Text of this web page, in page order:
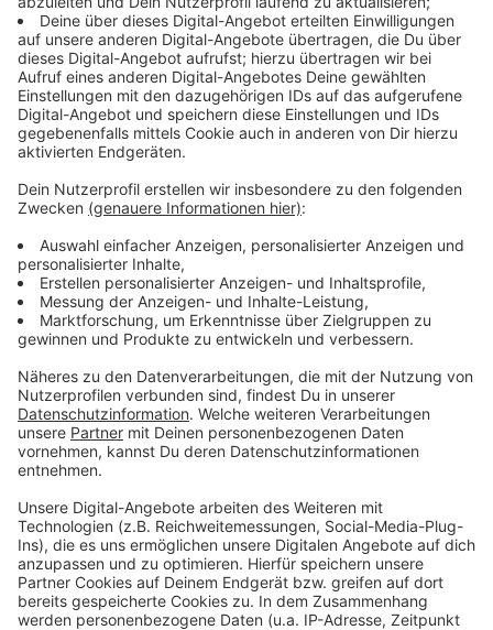
so die LEVI. Damit das Sportgeschäft Decathlon einen
separaten Eingang bekommt, wird beispielsweise bald
der Bau einer neuen Außentreppe und eines Aufzuges
starten. Wann genau, steht aber noch nicht fest.
Anzeige
Weitere Meldungen aus Leverkusen
Anzeige
Mutmaßliche Drogenhändler aus Leverkusen
Leverkusener Bayer-Konzern: Supreme Court
diskutiert Antrag
Sichere Schulwege in Leverkusen: Konzept ist
Anzeige